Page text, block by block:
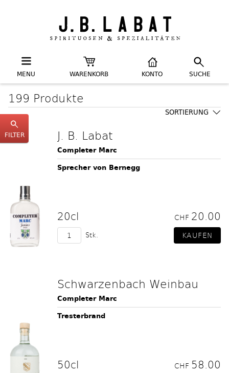
MENU WARENKORB KONTO SUCHE
FILTER
199 Produkte
SORTIERUNG
J. B. Labat
Completer Marc
Sprecher von Bernegg
20cl CHF 20.00
Stk.
Schwarzenbach Weinbau
Completer Marc
Tresterbrand
50cl CHF 58.00